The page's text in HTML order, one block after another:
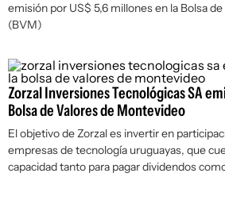
emisión por US$ 5,6 millones en la Bolsa
(BVM)
Zorzal Inversiones Tecnológicas SA
Bolsa de Valores de Montevideo
El objetivo de Zorzal es invertir en
empresas de tecnología uruguayas, que
capacidad tanto para pagar dividendos